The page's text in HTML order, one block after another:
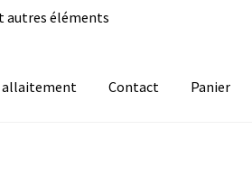
autres éléments
Contact Panier